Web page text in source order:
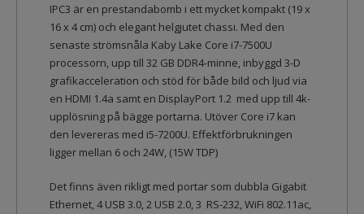
IPC3 är en prestandabomb i ett mycket kompakt (19 x
16 x 4 cm) och elegant helgjutet chassi. Med den
senaste strömsnåla Kaby Lake Core i7-7500U
processorn, upp till 32 GB DDR4-minne, inbyggd 3-D
grafikacceleration och stöd för både bild och ljud via
en HDMI 1.4a samt en DisplayPort 1.2 med upp till 4k-
upplösning på bägge portarna. Utöver Core i7 kan
den levereras med i5-7200U. Effektförbrukningen
ligger mellan 6 och 24W, (15W TDP)
Det finns även rikligt med portar som dubbla Gigabit
Ethernet, 4 USB 3.0, 2 USB 2.0, 3 RS-232, WiFi 802.11ac,